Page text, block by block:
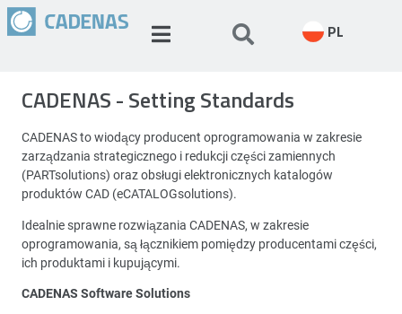
PL
CADENAS - Setting Standards
CADENAS to wiodący producent oprogramowania w zakresie
zarządzania strategicznego i redukcji części zamiennych
(PARTsolutions) oraz obsługi elektronicznych katalogów
produktów CAD (eCATALOGsolutions).
Idealnie sprawne rozwiązania CADENAS, w zakresie
oprogramowania, są łącznikiem pomiędzy producentami części,
ich produktami i kupującymi.
CADENAS Software Solutions